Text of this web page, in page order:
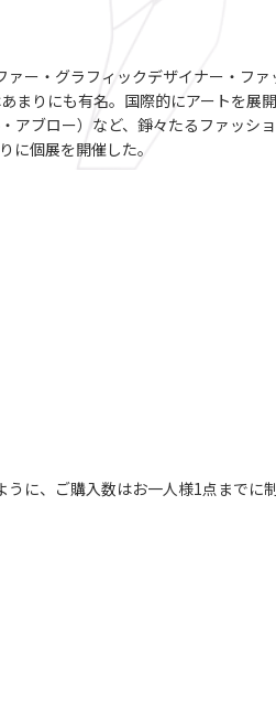
ー・グラフィックデザイナー・フ
りにも有名。国際的にアートを展
ブロー）など、錚々たるファッシ
に個展を開催した。
、ご購入数はお一人様1点までに